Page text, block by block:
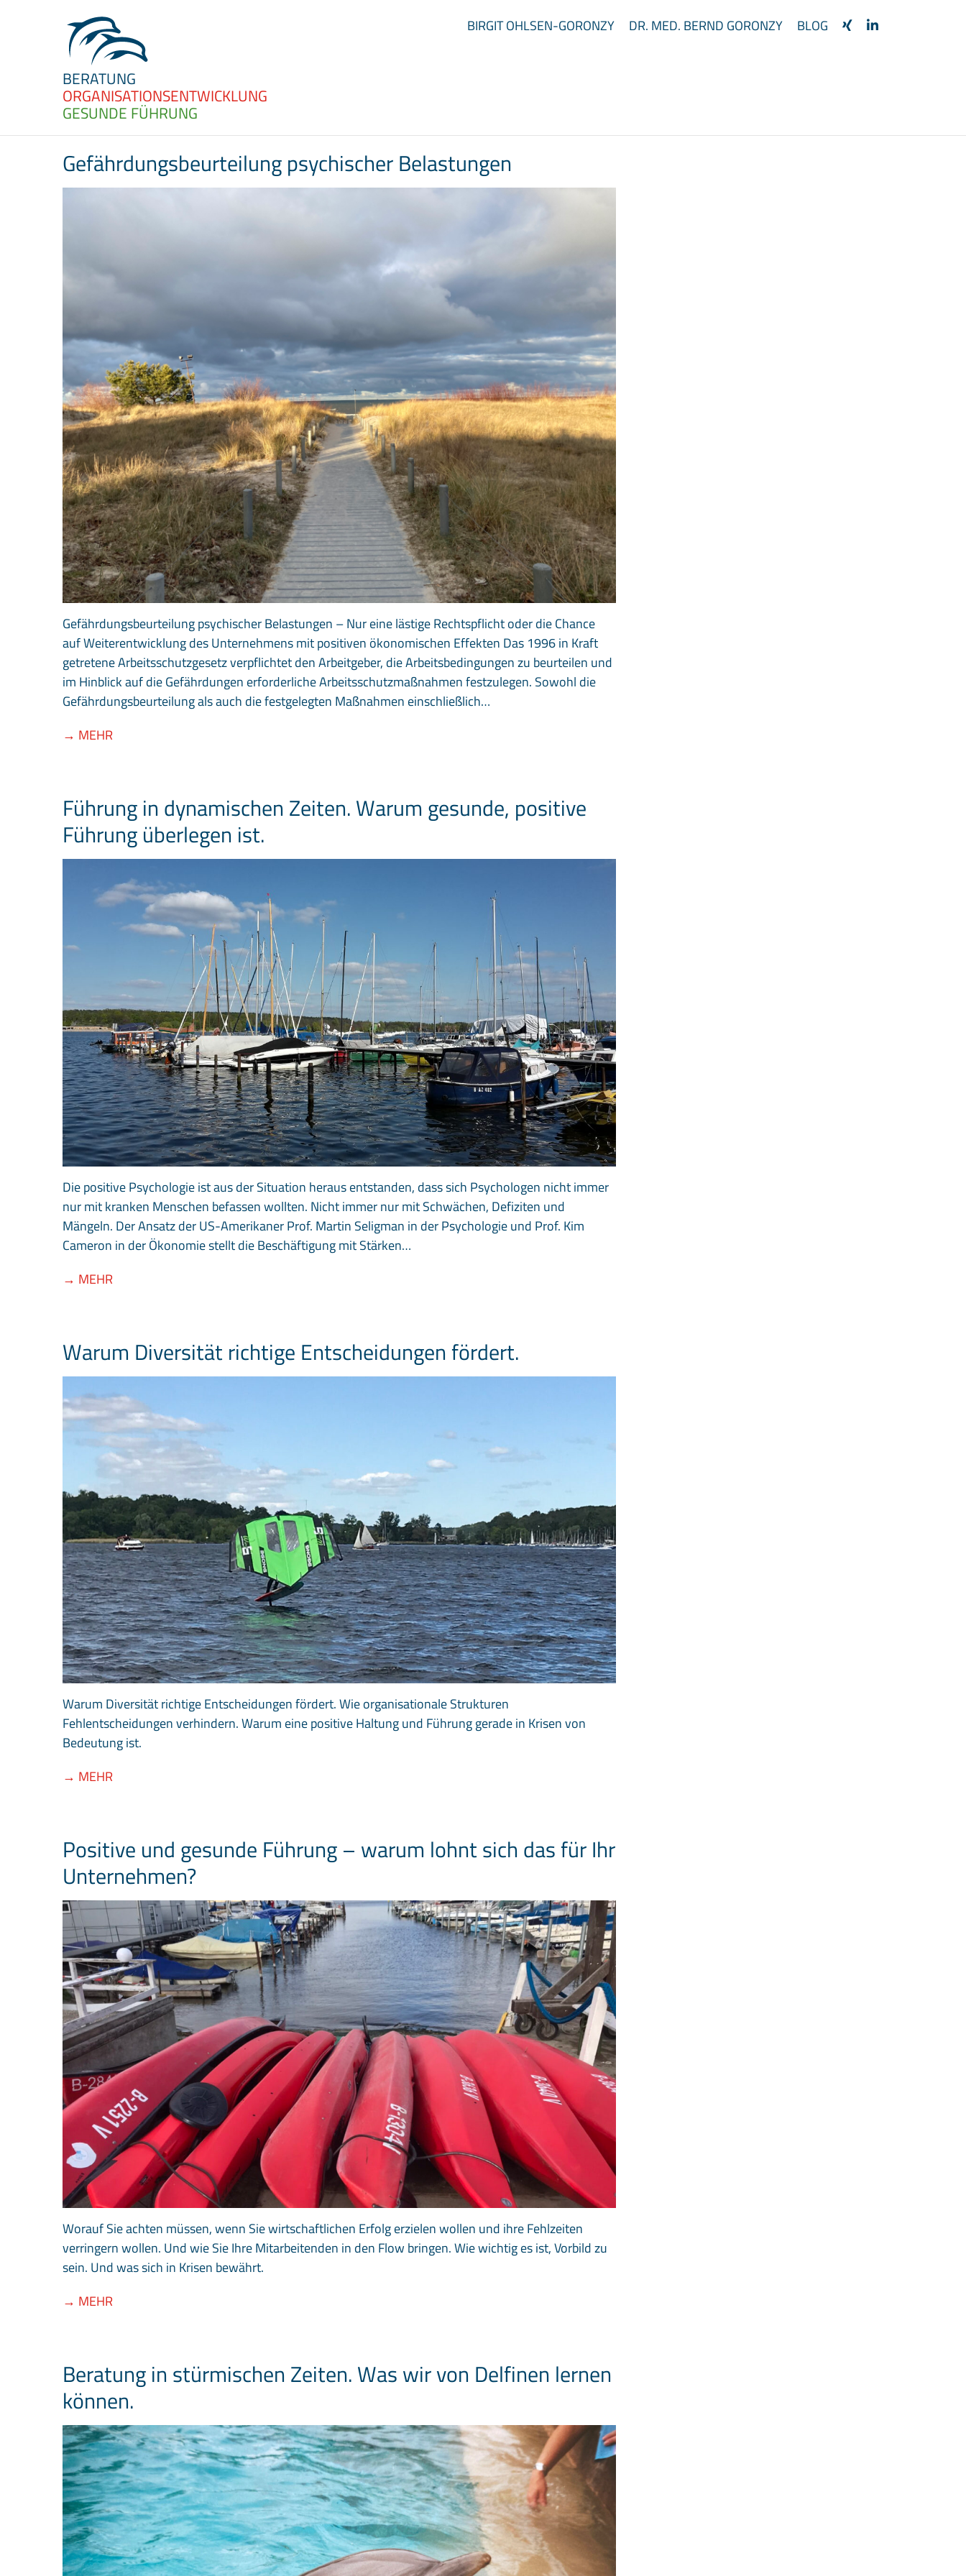
BERATUNG
ORGANISATIONS­ENTWICKLUNG
GESUNDE FÜHRUNG
BIRGIT OHLSEN-GORONZY DR. MED. BERND GORONZY BLOG
Gefährdungs­beurteilung psychischer Belastungen
Gefährdungsbeurteilung psychischer Belastungen – Nur eine lästige Rechtspflicht oder die Chance
auf Weiterentwicklung des Unternehmens mit positiven ökonomischen Effekten Das 1996 in Kraft
getretene Arbeitsschutzgesetz verpflichtet den Arbeitgeber, die Arbeitsbedingungen zu beurteilen und
im Hinblick auf die Gefährdungen erforderliche Arbeitsschutzmaßnahmen festzulegen. Sowohl die
Gefährdungsbeurteilung als auch die festgelegten Maßnahmen einschließlich…
→ MEHR
Führung in dynamischen Zeiten. Warum gesunde, positive
Führung überlegen ist.
Die positive Psychologie ist aus der Situation heraus entstanden, dass sich Psychologen nicht immer
nur mit kranken Menschen befassen wollten. Nicht immer nur mit Schwächen, Defiziten und
Mängeln. Der Ansatz der US-Amerikaner Prof. Martin Seligman in der Psychologie und Prof. Kim
Cameron in der Ökonomie stellt die Beschäftigung mit Stärken…
→ MEHR
Warum Diversität richtige Entscheidungen fördert.
Warum Diversität richtige Entscheidungen fördert. Wie organisationale Strukturen
Fehlentscheidungen verhindern. Warum eine positive Haltung und Führung gerade in Krisen von
Bedeutung ist.
→ MEHR
Positive und gesunde Führung – warum lohnt sich das für Ihr
Unternehmen?
Worauf Sie achten müssen, wenn Sie wirtschaftlichen Erfolg erzielen wollen und ihre Fehlzeiten
verringern wollen. Und wie Sie Ihre Mitarbeitenden in den Flow bringen. Wie wichtig es ist, Vorbild zu
sein. Und was sich in Krisen bewährt.
→ MEHR
Beratung in stürmischen Zeiten. Was wir von Delfinen lernen
können.